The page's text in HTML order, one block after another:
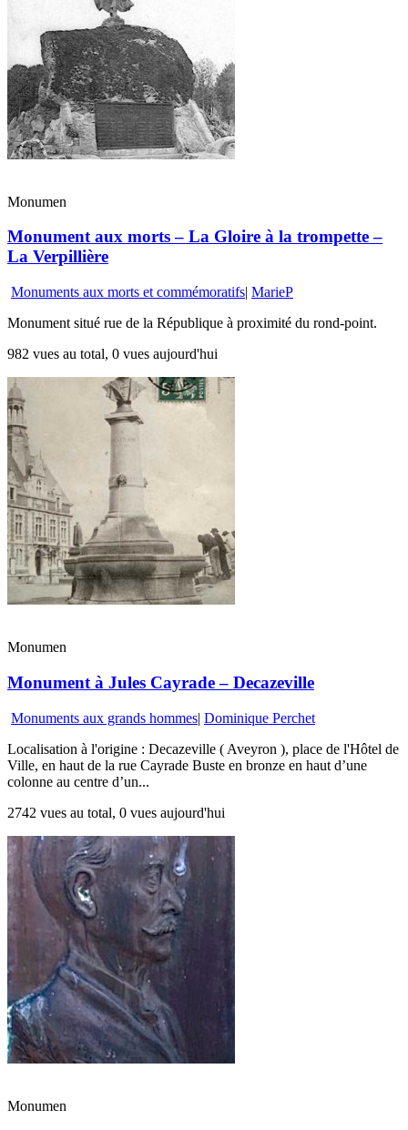
Monumen
Monument aux morts – La Gloire à la trompette –
La Verpillière
Monuments aux morts et commémoratifs| MarieP
Monument situé rue de la République à proximité du rond-point.
982 vues au total, 0 vues aujourd'hui
Monumen
Monument à Jules Cayrade – Decazeville
Monuments aux grands hommes| Dominique Perchet
Localisation à l'origine : Decazeville ( Aveyron ), place de l'Hôtel de
Ville, en haut de la rue Cayrade Buste en bronze en haut d’une
colonne au centre d’un...
2742 vues au total, 0 vues aujourd'hui
Monumen